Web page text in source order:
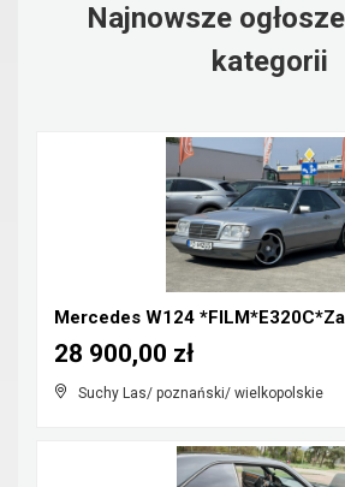
Najnowsze
kategorii
Suchy Las/ poznański/ wielkopolskie
28 900,00 zł